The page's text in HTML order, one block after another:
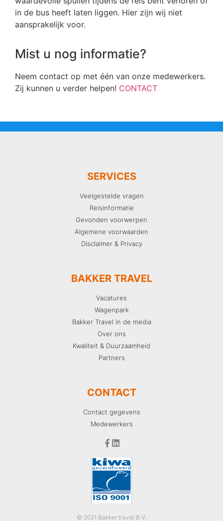
in de bus heeft laten liggen. Hier zijn wij niet
aansprakelijk voor.
Mist u nog informatie?
Neem contact op met één van onze medewerkers.
Zij kunnen u verder helpen! CONTACT
SERVICES
Veelgestelde vragen
Reisinformatie
Gevonden voorwerpen
Algemene voorwaarden
Disclaimer & Privacy
BAKKER TRAVEL
Vacatures
Wagenpark
Bakker Travel in de media
Over ons
Kwaliteit & Duurzaamheid
Partners
CONTACT
Contact gegevens
Medewerkers
© 2021 Bakker travel B.V.